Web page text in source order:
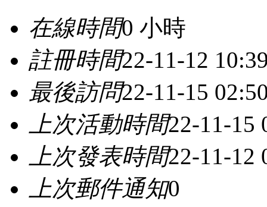
在線時間0 小時
註冊時間22-11-12
最後訪問22-11-15
上次活動時間22-11-15
上次發表時間22-11-12
上次郵件通知0